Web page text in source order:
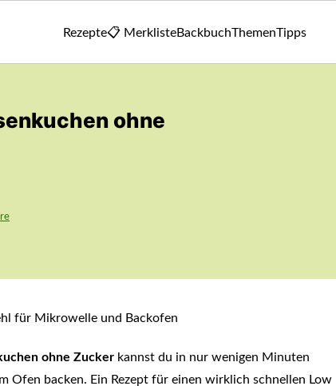
Rezepte📋 MerklisteBackbuchThemenTipps
ohne
ohne Zucker kannst du in nur wenigen Minuten
Ofen backen. Ein Rezept für einen wirklich schnellen Low